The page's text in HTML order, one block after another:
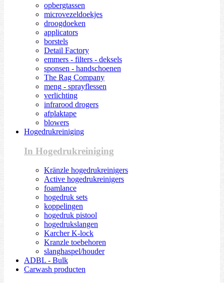
opbergtassen
microvezeldoekjes
droogdoeken
applicators
borstels
Detail Factory
emmers - filters - deksels
sponsen - handschoenen
The Rag Company
meng - sprayflessen
verlichting
infrarood drogers
afplaktape
blowers
Hogedrukreiniging
In Hogedrukreiniging
Kränzle hogedrukreinigers
Active hogedrukreinigers
foamlance
hogedruk sets
koppelingen
hogedruk pistool
hogedrukslangen
Karcher K-lock
Kranzle toebehoren
slanghaspel/houder
ADBL - Bulk
Carwash producten